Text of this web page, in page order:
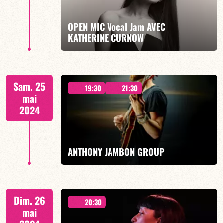
OPEN MIC Vocal Jam AVEC
KATHERINE CURNOW
Sam. 25
mai
2024
19:30 21:30
ANTHONY JAMBON GROUP
Dim. 26
mai
20:30